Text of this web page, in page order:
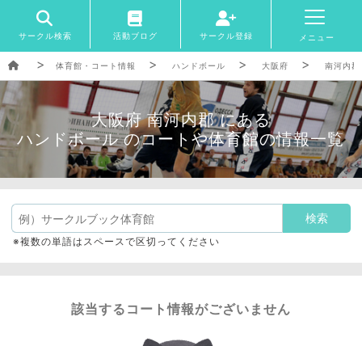
サークル検索 活動ブログ サークル登録 メニュー
体育館・コート情報 ハンドボール 大阪府 南河内郡
大阪府 南河内郡 にある
ハンドボール のコートや体育館の情報一覧
※複数の単語はスペースで区切ってください
該当するコート情報がございません